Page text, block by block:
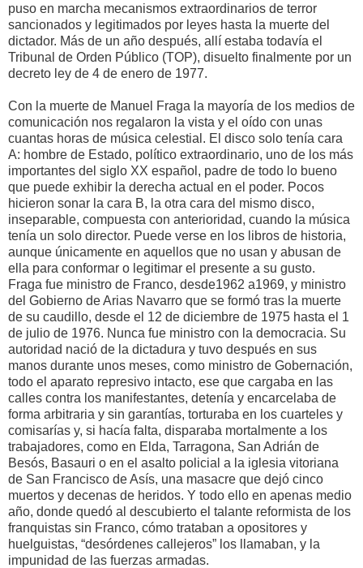
puso en marcha mecanismos extraordinarios de terror
sancionados y legitimados por leyes hasta la muerte del
dictador. Más de un año después, allí estaba todavía el
Tribunal de Orden Público (TOP), disuelto finalmente por un
decreto ley de 4 de enero de 1977.
Con la muerte de Manuel Fraga la mayoría de los medios de
comunicación nos regalaron la vista y el oído con unas
cuantas horas de música celestial. El disco solo tenía cara
A: hombre de Estado, político extraordinario, uno de los más
importantes del siglo XX español, padre de todo lo bueno
que puede exhibir la derecha actual en el poder. Pocos
hicieron sonar la cara B, la otra cara del mismo disco,
inseparable, compuesta con anterioridad, cuando la música
tenía un solo director. Puede verse en los libros de historia,
aunque únicamente en aquellos que no usan y abusan de
ella para conformar o legitimar el presente a su gusto.
Fraga fue ministro de Franco, desde1962 a1969, y ministro
del Gobierno de Arias Navarro que se formó tras la muerte
de su caudillo, desde el 12 de diciembre de 1975 hasta el 1
de julio de 1976. Nunca fue ministro con la democracia. Su
autoridad nació de la dictadura y tuvo después en sus
manos durante unos meses, como ministro de Gobernación,
todo el aparato represivo intacto, ese que cargaba en las
calles contra los manifestantes, detenía y encarcelaba de
forma arbitraria y sin garantías, torturaba en los cuarteles y
comisarías y, si hacía falta, disparaba mortalmente a los
trabajadores, como en Elda, Tarragona, San Adrián de
Besós, Basauri o en el asalto policial a la iglesia vitoriana
de San Francisco de Asís, una masacre que dejó cinco
muertos y decenas de heridos. Y todo ello en apenas medio
año, donde quedó al descubierto el talante reformista de los
franquistas sin Franco, cómo trataban a opositores y
huelguistas, “desórdenes callejeros” los llamaban, y la
impunidad de las fuerzas armadas.